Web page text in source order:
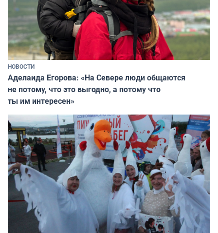
НОВОСТИ
Аделаида Егорова: «На Севере люди общаются
не потому, что это выгодно, а потому что
ты им интересен»